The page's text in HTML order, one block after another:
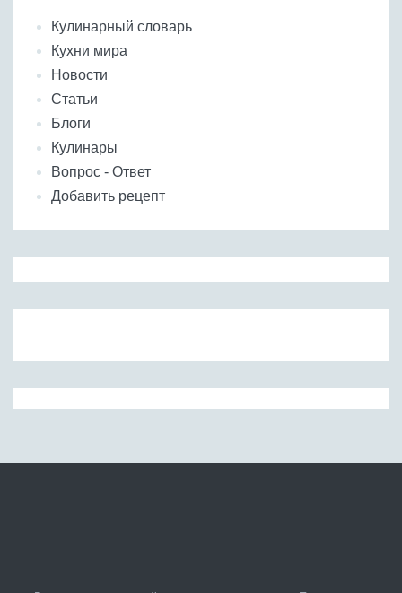
Кулинарный словарь
Кухни мира
Новости
Статьи
Блоги
Кулинары
Вопрос - Ответ
Добавить рецепт